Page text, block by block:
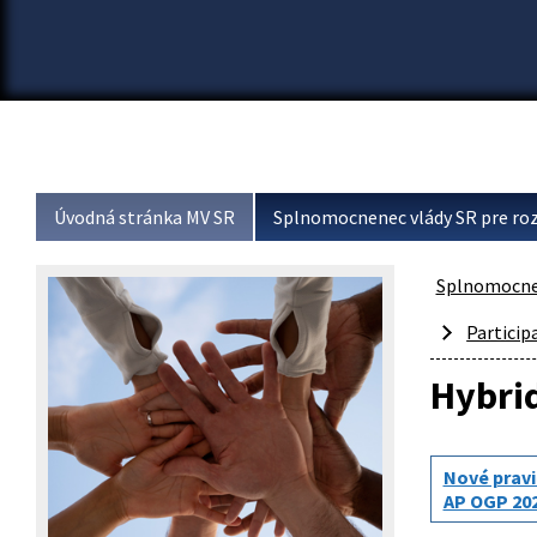
Úvodná stránka MV SR Splnomocnenec vlády SR pre
Nové
AP OGP